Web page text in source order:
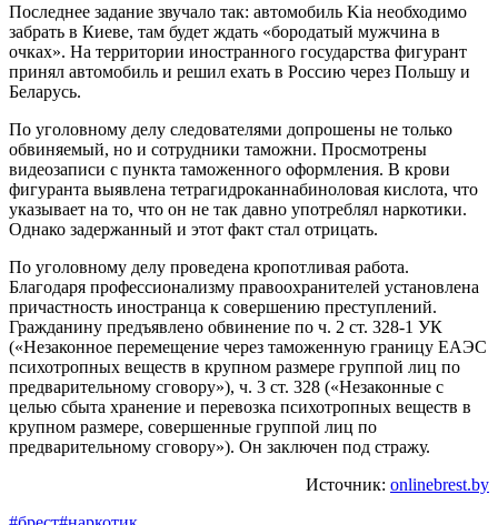
Последнее задание звучало так: автомобиль Kia необходимо
забрать в Киеве, там будет ждать «бородатый мужчина в
очках». На территории иностранного государства фигурант
принял автомобиль и решил ехать в Россию через Польшу и
Беларусь.
По уголовному делу следователями допрошены не только
обвиняемый, но и сотрудники таможни. Просмотрены
видеозаписи с пункта таможенного оформления. В крови
фигуранта выявлена тетрагидроканнабиноловая кислота, что
указывает на то, что он не так давно употреблял наркотики.
Однако задержанный и этот факт стал отрицать.
По уголовному делу проведена кропотливая работа.
Благодаря профессионализму правоохранителей установлена
причастность иностранца к совершению преступлений.
Гражданину предъявлено обвинение по ч. 2 ст. 328-1 УК
(«Незаконное перемещение через таможенную границу ЕАЭС
психотропных веществ в крупном размере группой лиц по
предварительному сговору»), ч. 3 ст. 328 («Незаконные с
целью сбыта хранение и перевозка психотропных веществ в
крупном размере, совершенные группой лиц по
предварительному сговору»). Он заключен под стражу.
Источник: onlinebrest.by